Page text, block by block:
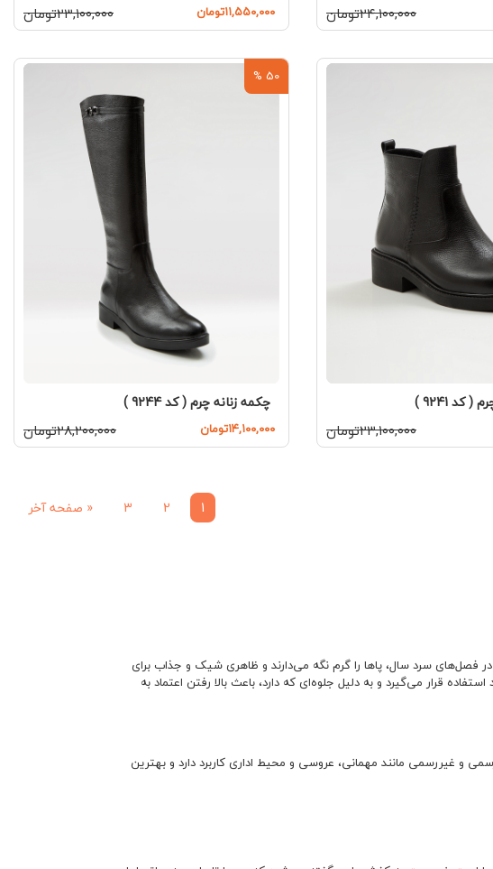
۲۴,۱۰۰,۰۰۰تومان ۱۱,۵۵۰,۰۰۰تومان ۲۳,۱۰۰,۰۰۰تومان
9241 )
۲۳,۱۰۰,۰۰۰تومان
50 %
چکمه زنانه چرم ( کد 9244 )
۱۴,۱۰۰,۰۰۰تومان ۲۸,۲۰۰,۰۰۰تومان
1
2
3
« صفحه آخر
فصل‌های سرد سال، پاها را گرم نگه می‌دارند و ظاهری شیک و جذاب برای
قرار می‌گیرد و به دلیل جلوه‌ای که دارد، باعث بالا رفتن اعتماد به
غیررسمی مانند مهمانی، عروسی و محیط اداری کاربرد دارد و بهترین